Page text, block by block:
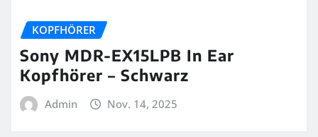
KOPFHÖRER
Sony MDR-EX15LPB In Ear
Kopfhörer – Schwarz
Admin Nov. 14, 2025